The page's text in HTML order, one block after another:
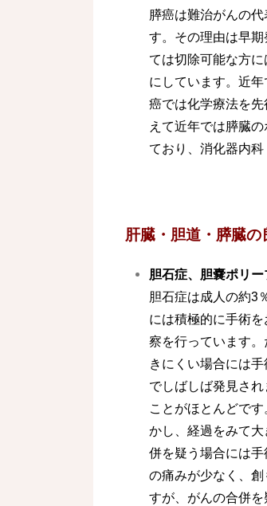
膵癌は難治がんの
す。その理由は早
ては切除可能な方
にしています。近
癌では化学療法を
えて近年では膵臓
ており、消化器内
肝臓・胆道・膵臓の
胆石症、胆嚢ポリ
胆石症は成人の約3
には積極的に手術
察を行っています
きにくい場合には
でしばしば発見さ
ことがほとんどで
かし、経過をみて
併を疑う場合には
の痛みが少なく、
すが、がんの合併